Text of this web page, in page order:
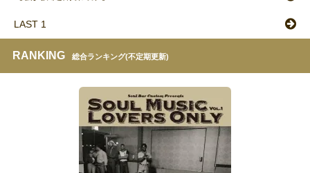
LAST 1
RANKING 総合ランキング(不定期更新)